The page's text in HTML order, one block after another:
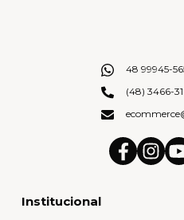
Institucional
48 99945-
(48) 3466-